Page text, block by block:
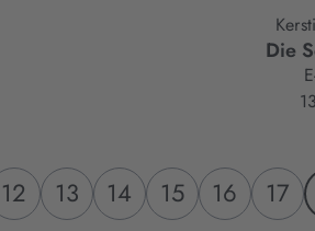
Die
12 13 14 15 16 17